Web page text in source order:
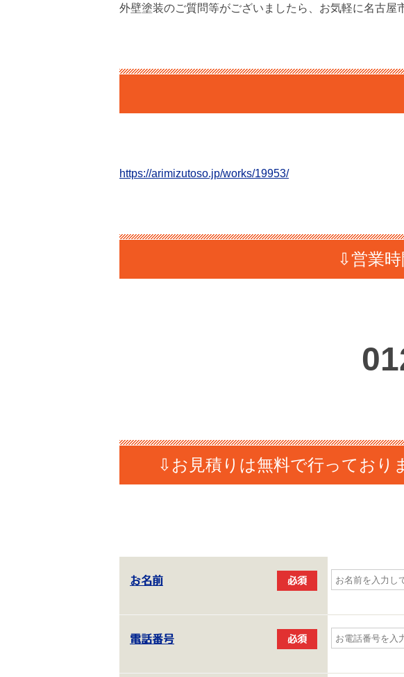
外壁塗装のご質問等がございましたら、お気軽に名古
https://arimizutoso.jp/works/19953/
⇩営業
お名前 必須
電話番号 必須